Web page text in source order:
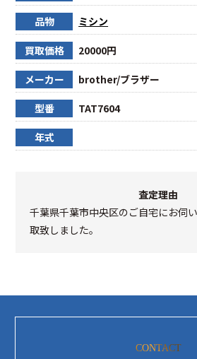
品物 ミシン
買取価格 20000円
メーカー brother/ブラザー
型番 TAT7604
年式
査定理由
千葉県千葉市中央区のご自宅にお伺
取致しました。
CONTACT